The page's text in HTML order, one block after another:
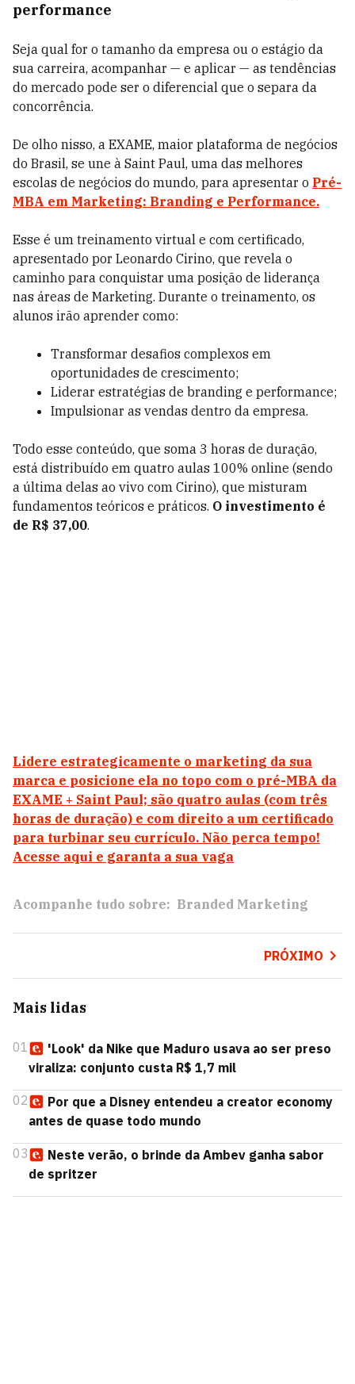
performance
Seja qual for o tamanho da empresa ou o estágio da
sua carreira, acompanhar — e aplicar — as tendências
do mercado pode ser o diferencial que o separa da
concorrência.
De olho nisso, a EXAME, maior plataforma de negócios
do Brasil, se une à Saint Paul, uma das melhores
escolas de negócios do mundo, para apresentar o Pré-
MBA em Marketing: Branding e Performance.
Esse é um treinamento virtual e com certificado,
apresentado por Leonardo Cirino, que revela o
caminho para conquistar uma posição de liderança
nas áreas de Marketing. Durante o treinamento, os
alunos irão aprender como:
Transformar desafios complexos em
oportunidades de crescimento;
Liderar estratégias de branding e performance;
Impulsionar as vendas dentro da empresa.
Todo esse conteúdo, que soma 3 horas de duração,
está distribuído em quatro aulas 100% online (sendo
a última delas ao vivo com Cirino), que misturam
fundamentos teóricos e práticos. O investimento é
de R$ 37,00.
Lidere estrategicamente o marketing da sua
marca e posicione ela no topo com o pré-MBA da
EXAME + Saint Paul; são quatro aulas (com três
horas de duração) e com direito a um certificado
para turbinar seu currículo. Não perca tempo!
Acesse aqui e garanta a sua vaga
Acompanhe tudo sobre: Branded Marketing
PRÓXIMO
Mais lidas
01
'Look' da Nike que Maduro usava ao ser preso
viraliza: conjunto custa R$ 1,7 mil
02
Por que a Disney entendeu a creator economy
antes de quase todo mundo
03
Neste verão, o brinde da Ambev ganha sabor
de spritzer